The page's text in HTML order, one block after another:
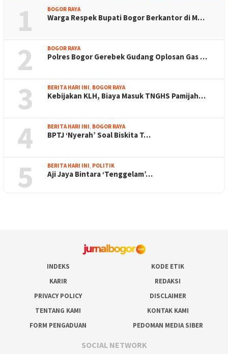
1 BOGOR RAYA
Warga Respek Bupati Bogor Berkantor di M…
2 BOGOR RAYA
Polres Bogor Gerebek Gudang Oplosan Gas …
3 BERITA HARI INI, BOGOR RAYA
Kebijakan KLH, Biaya Masuk TNGHS Pamijah…
4 BERITA HARI INI, BOGOR RAYA
BPTJ ‘Nyerah’ Soal Biskita T…
5 BERITA HARI INI, POLITIK
Aji Jaya Bintara ‘Tenggelam’…
INDEKS
KODE ETIK
KARIR
REDAKSI
PRIVACY POLICY
DISCLAIMER
TENTANG KAMI
KONTAK KAMI
FORM PENGADUAN
PEDOMAN MEDIA SIBER
SOCIAL NETWORK